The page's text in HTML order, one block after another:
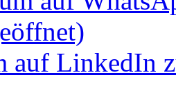
auf LinkedIn